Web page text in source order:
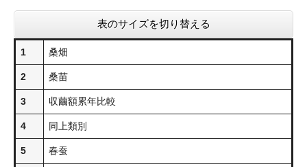
表のサイズを切り替える
1 桑畑
2 桑苗
3 収繭額累年比較
4 同上類別
5 春蚕